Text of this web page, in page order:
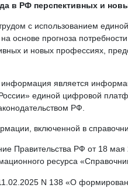
в РФ перспективных и
с использованием
основе прогноза
и новых профессиях,
является
единой цифровой
РФ.
включенной в
Правительства РФ от 18
ресурса
N 138 «О